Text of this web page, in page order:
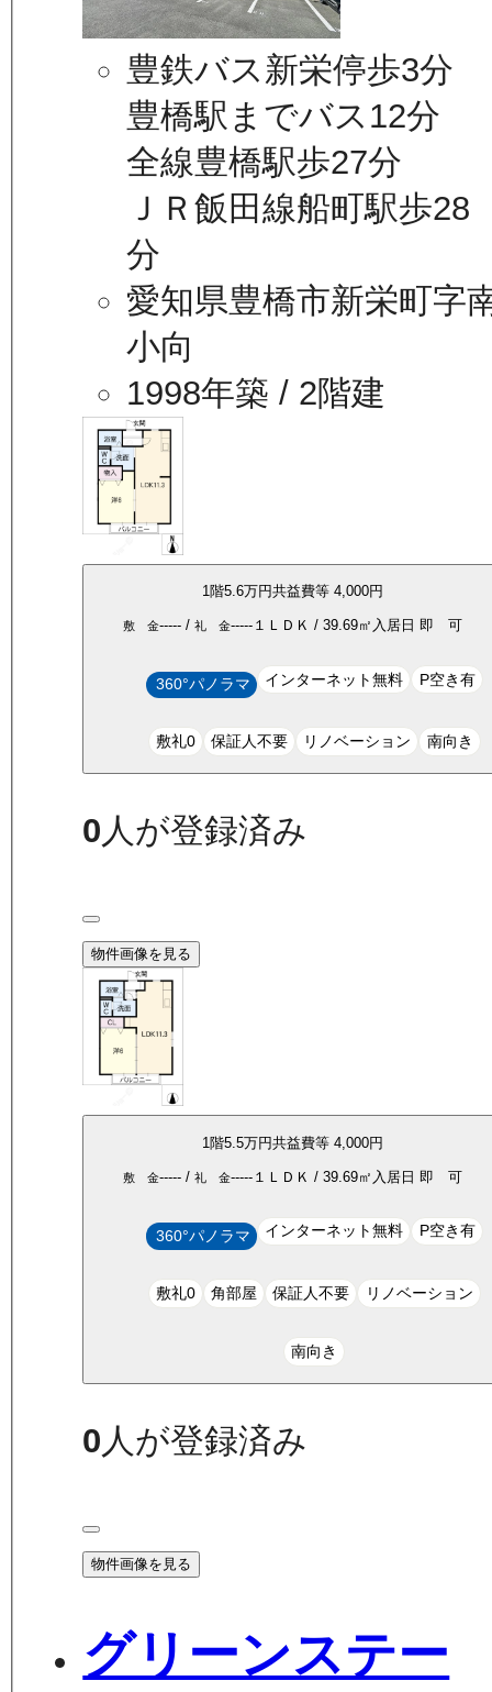
豊鉄バス新栄停歩3分
豊橋駅までバス12分
全線豊橋駅歩27分
ＪＲ飯田線船町駅歩28
分
愛知県豊橋市新栄町字
小向
1998年築 / 2階建
1 階5.6万円共益費等 4,000円
敷 金-----/ 礼 金-----１ＬＤＫ / 39.69㎡ 入居日 即 可
360°パノラマ インターネット無料 P空き有
敷礼0 保証人不要 リノベーション 南向き
0人が登録済み
物件画像を見る
1階5.5万円共益費等 4,000円
敷 金-----/ 礼 金-----１ＬＤＫ / 39.69㎡ 入居日 即 可
360°パノラマ インターネット無料 P空き有
敷礼0 角部屋 保証人不要 リノベーション
南向き
0人が登録済み
物件画像を見る
グリーンステー